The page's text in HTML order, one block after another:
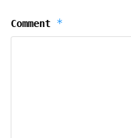
Comment *